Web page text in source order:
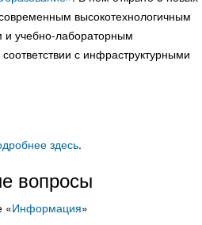
высокотехнологичным
и учебно-лабораторным
с инфраструктурными
здесь.
вопросы
«Информация»